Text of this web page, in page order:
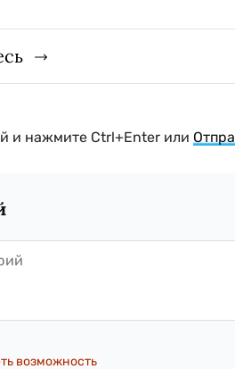
и нажмите Ctrl+Enter или
возможность